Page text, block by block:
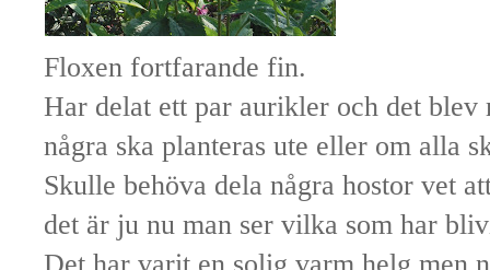
Floxen fortfarande fin.
Har delat ett par aurikler och det blev
några ska planteras ute eller om alla
Skulle behöva dela några hostor vet
det är ju nu man ser vilka som har